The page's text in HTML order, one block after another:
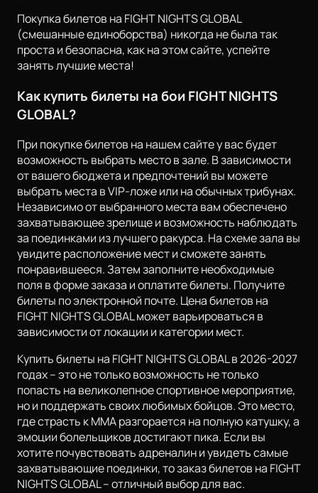
Покупка билетов на FIGHT NIGHTS GLOBAL
(смешанные единоборства) никогда не была так
проста и безопасна, как на этом сайте, успейте
занять лучшие места!
Как купить билеты на бои FIGHT NIGHTS
GLOBAL?
При покупке билетов на нашем сайте у вас будет
возможность выбрать место в зале. В зависимости
от вашего бюджета и предпочтений вы можете
выбрать места в VIP-ложе или на обычных трибунах.
Независимо от выбранного места вам обеспечено
захватывающее зрелище и возможность наблюдать
за поединками из лучшего ракурса. На схеме зала вы
увидите расположение мест и сможете занять
понравившееся. Затем заполните необходимые
поля в форме заказа и оплатите билеты. Получите
билеты по электронной почте. Цена билетов на
FIGHT NIGHTS GLOBAL может варьироваться в
зависимости от локации и категории мест.
Купить билеты на FIGHT NIGHTS GLOBAL в 2026-2027
годах – это не только возможность не только
попасть на великолепное спортивное мероприятие,
но и поддержать своих любимых бойцов. Это место,
где страсть к ММА разгорается на полную катушку, а
эмоции болельщиков достигают пика. Если вы
хотите почувствовать адреналин и увидеть самые
захватывающие поединки, то заказ билетов на FIGHT
NIGHTS GLOBAL – отличный выбор для вас.